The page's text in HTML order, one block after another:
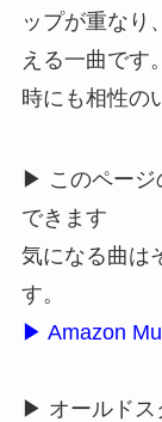
ップが重なり
える一曲です
時にも相性の
▶ このページ
できます
気になる曲は
す。
▶ Amazon
▶ オールドス